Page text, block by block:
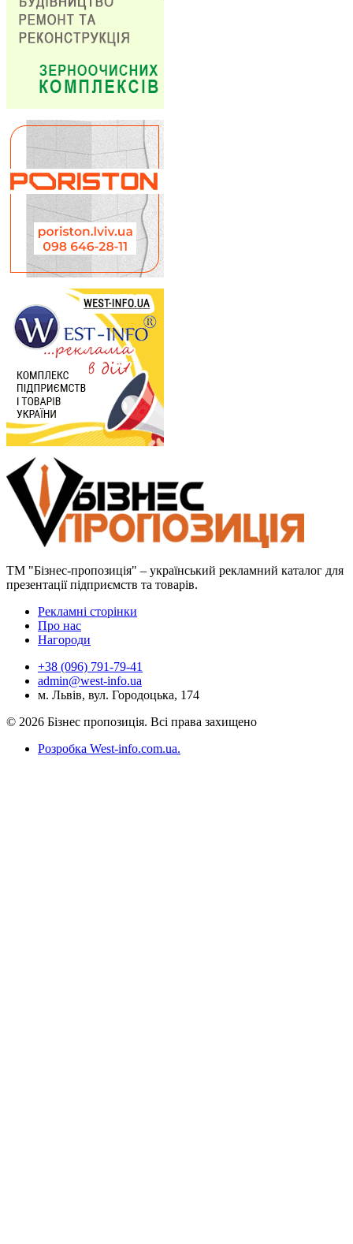
ТМ "Бізнес-пропозиція" – український рекламний каталог для
презентації підприємств та товарів.
Рекламні сторінки
Про нас
Нагороди
+38 (096) 791-79-41
admin@west-info.ua
м. Львів, вул. Городоцька, 174
© 2026 Бізнес пропозиція. Всі права захищено
Розробка West-info.com.ua.